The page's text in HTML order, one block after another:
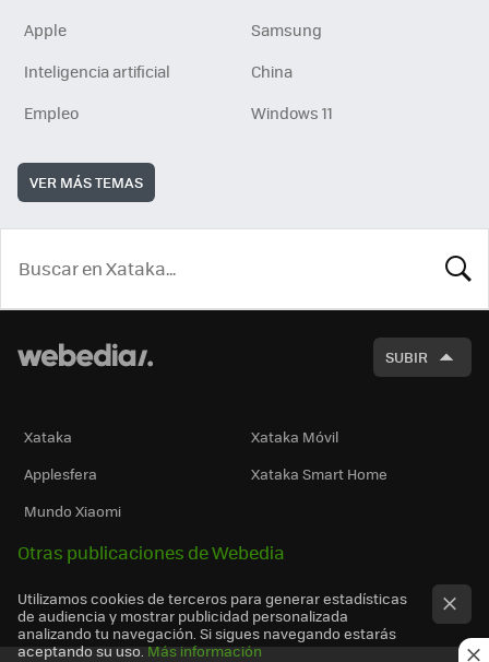
Apple
Samsung
Inteligencia artificial
China
Empleo
Windows 11
VER MÁS TEMAS
SUBIR
Xataka
Xataka Móvil
Applesfera
Xataka Smart Home
Mundo Xiaomi
Otras publicaciones de Webedia
Utilizamos cookies de terceros para generar estadísticas
de audiencia y mostrar publicidad personalizada
analizando tu navegación. Si sigues navegando estarás
aceptando su uso. Más información